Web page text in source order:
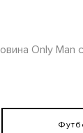
Only Man